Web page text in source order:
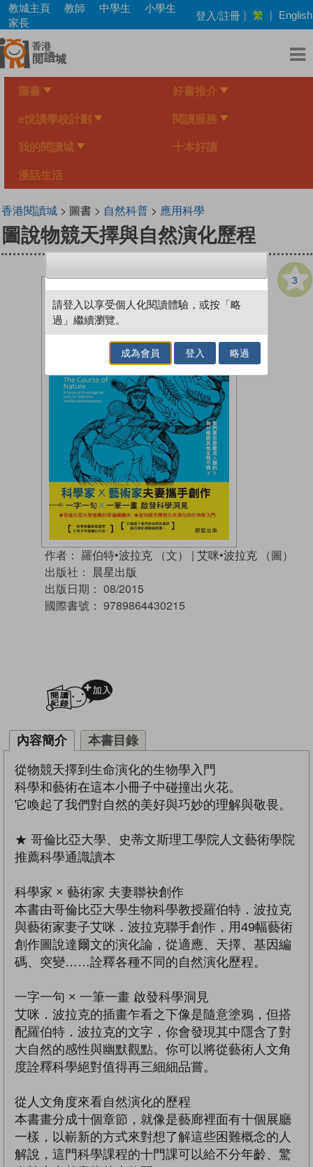
Skip
main
content
教城主頁 教師 中學生
小學生
家長
登入/註冊 | 繁 | English
圖書 好書推介
e悅讀學校計劃 閱讀服務
我的閱讀城 十本好讀
漫話生活
香港閱讀城> 圖書 > 自然科普> 應用科學
圖說物競天擇與自然演化歷程
3
作者： 羅伯特•波拉克 （文） | 艾咪•波拉克 （圖）
出版社： 晨星出版
出版日期： 08/2015
國際書號： 9789864430215
內容簡介 本書目錄
從物競天擇到生命演化的生物學入門
科學和藝術在這本小冊子中碰撞出火花。
它喚起了我們對自然的美好與巧妙的理解與敬畏。
★ 哥倫比亞大學、史蒂文斯理工學院人文藝術學院
推薦科學通識讀本
科學家 × 藝術家 夫妻聯袂創作
本書由哥倫比亞大學生物科學教授羅伯特．波拉克
與藝術家妻子艾咪．波拉克聯手創作，用49幅藝術
創作圖說達爾文的演化論，從適應、天擇、基因編
碼、突變……詮釋各種不同的自然演化歷程。
一字一句 × 一筆一畫 啟發科學洞見
艾咪．波拉克的插畫乍看之下像是隨意塗鴉，但搭
配羅伯特．波拉克的文字，你會發現其中隱含了對
大自然的感性與幽默觀點。你可以將從藝術人文角
度詮釋科學絕對值得再三細細品嘗。
從人文角度來看自然演化的歷程
本書畫分成十個章節，就像是藝廊裡面有十個展廳
一樣，以嶄新的方式來對想了解這些困難概念的人
解說，這門科學課程的十門課可以給不分年齡、驚
請登入以享受個人化閱讀體驗，或按「略
過」繼續瀏覽。
成為會員 登入 略過